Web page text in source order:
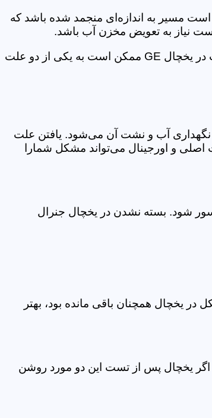
مسیر به اندازه‌ای منجمد شده باشد که
نیاز به تعویض مخزن آب باشد.
طبق گفته تعمیرکاران پارسا سرویس نشتی آب یخچال جنرال الکتریک مشکلات زیادی را برای خریدارن به وجود می‌آورد. نشت آب در یخچال GE ممکن است به یکی از دو علت
نگهداری آب و نشت آن می‌شود. یافتن علت
و اورجینال می‌تواند مشکل شمارا
شود. بسته نشدن در یخچال جنرال
یخچال همچنان باقی مانده بود، بهتر
یخچال پس از تست این دو مورد روشن